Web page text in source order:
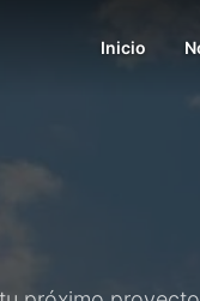
Inicio